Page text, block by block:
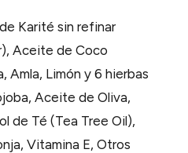
Karité sin refinar
Aceite de Coco
Amla, Limón y 6 hierbas
Aceite de Oliva,
de Té (Tea Tree Oil),
Vitamina E, Otros